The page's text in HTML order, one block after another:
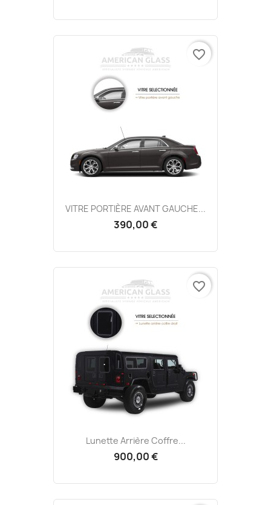
VITRE PORTIÈRE AVANT GAUCHE...
390,00 €
favorite_border
Lunette Arrière Coffre...
900,00 €
favorite_border